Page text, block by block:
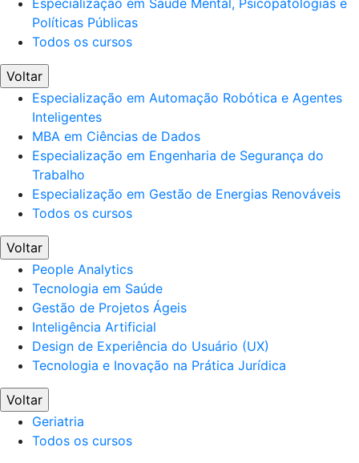
Especialização em Saúde Mental, Psicopatologias e
Políticas Públicas
Todos os cursos
Voltar
Especialização em Automação Robótica e Agentes
Inteligentes
MBA em Ciências de Dados
Especialização em Engenharia de Segurança do
Trabalho
Especialização em Gestão de Energias Renováveis
Todos os cursos
Voltar
People Analytics
Tecnologia em Saúde
Gestão de Projetos Ágeis
Inteligência Artificial
Design de Experiência do Usuário (UX)
Tecnologia e Inovação na Prática Jurídica
Voltar
Geriatria
Todos os cursos